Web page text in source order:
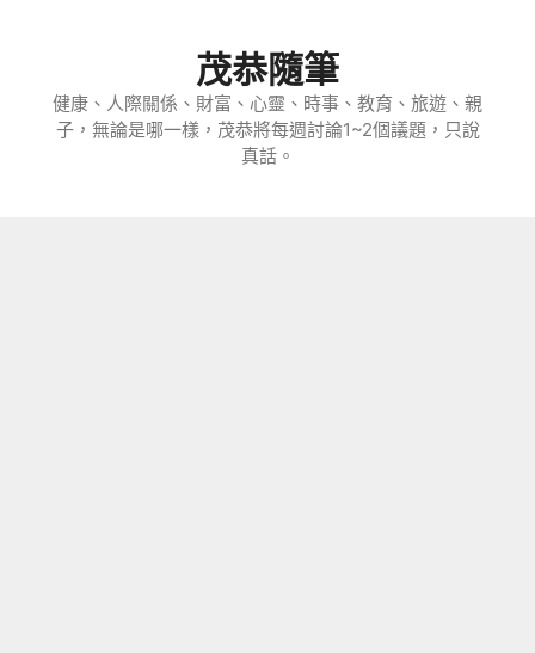
茂恭隨筆
健康、人際關係、財富、心靈、時事、教育、旅遊、親
子，無論是哪一樣，茂恭將每週討論1~2個議題，只說
真話。